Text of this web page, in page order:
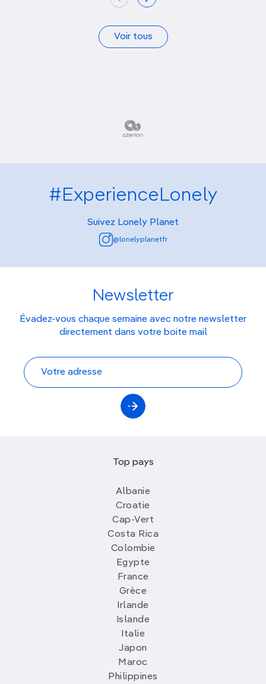
Voir tous
#ExperienceLonely
Suivez Lonely Planet
@lonelyplanetfr
Newsletter
Évadez-vous chaque semaine avec notre newsletter
directement dans votre boite mail
Top pays
Albanie
Croatie
Cap-Vert
Costa Rica
Colombie
Egypte
France
Grèce
Irlande
Islande
Italie
Japon
Maroc
Philippines